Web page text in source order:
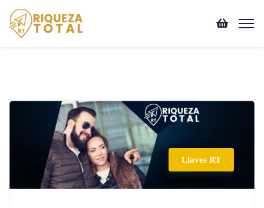
Llaves RT